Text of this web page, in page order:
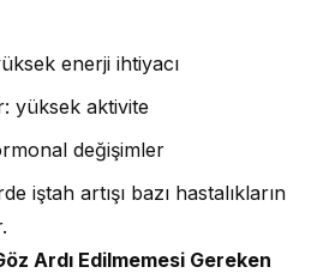
enerji ihtiyacı
yüksek aktivite
değişimler
iştah artışı bazı hastalıkların
Ardı Edilmemesi Gereken